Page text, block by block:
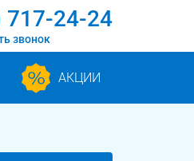
717-24-24
звонок
АКЦИИ